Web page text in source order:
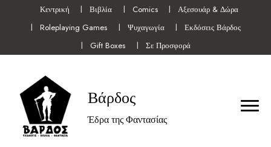
Κεντρική Βιβλία Comics
Αξεσουάρ & Δώρα
Roleplaying Games
Ψυχαγωγία
Εκδόσεις Βάρδος
Gift Boxes
Σε Προσφορά
Βάρδος
Έδρα της Φαντασίας